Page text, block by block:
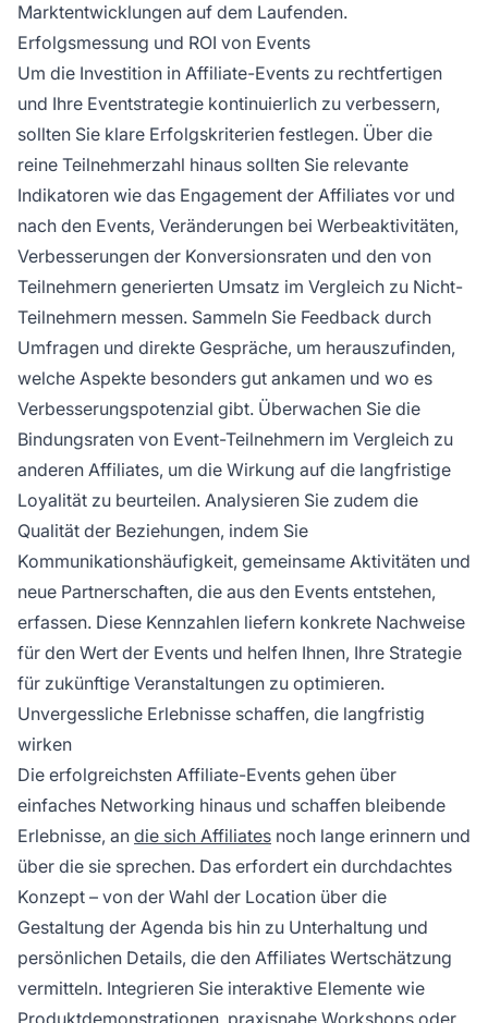
Marktentwicklungen auf dem Laufenden.
Erfolgsmessung und ROI von Events
Um die Investition in Affiliate-Events zu rechtfertigen
und Ihre Eventstrategie kontinuierlich zu verbessern,
sollten Sie klare Erfolgskriterien festlegen. Über die
reine Teilnehmerzahl hinaus sollten Sie relevante
Indikatoren wie das Engagement der Affiliates vor und
nach den Events, Veränderungen bei Werbeaktivitäten,
Verbesserungen der Konversionsraten und den von
Teilnehmern generierten Umsatz im Vergleich zu Nicht-
Teilnehmern messen. Sammeln Sie Feedback durch
Umfragen und direkte Gespräche, um herauszufinden,
welche Aspekte besonders gut ankamen und wo es
Verbesserungspotenzial gibt. Überwachen Sie die
Bindungsraten von Event-Teilnehmern im Vergleich zu
anderen Affiliates, um die Wirkung auf die langfristige
Loyalität zu beurteilen. Analysieren Sie zudem die
Qualität der Beziehungen, indem Sie
Kommunikationshäufigkeit, gemeinsame Aktivitäten und
neue Partnerschaften, die aus den Events entstehen,
erfassen. Diese Kennzahlen liefern konkrete Nachweise
für den Wert der Events und helfen Ihnen, Ihre Strategie
für zukünftige Veranstaltungen zu optimieren.
Unvergessliche Erlebnisse schaffen, die langfristig
wirken
Die erfolgreichsten Affiliate-Events gehen über
einfaches Networking hinaus und schaffen bleibende
Erlebnisse, an die sich Affiliates noch lange erinnern und
über die sie sprechen. Das erfordert ein durchdachtes
Konzept – von der Wahl der Location über die
Gestaltung der Agenda bis hin zu Unterhaltung und
persönlichen Details, die den Affiliates Wertschätzung
vermitteln. Integrieren Sie interaktive Elemente wie